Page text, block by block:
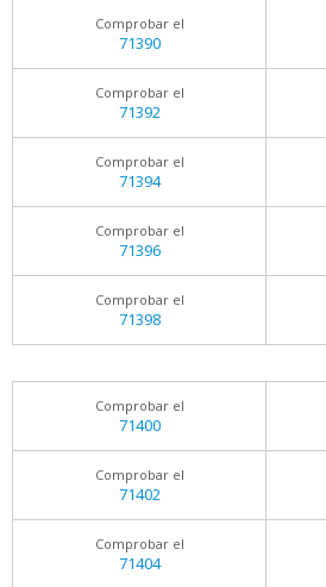
Comprobar el
71390
Comprobar el
71392
Comprobar el
71394
Comprobar el
71396
Comprobar el
71398
Comprobar el
71400
Comprobar el
71402
Comprobar el
71404